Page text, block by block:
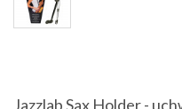
Jazzlab Sax Holder -